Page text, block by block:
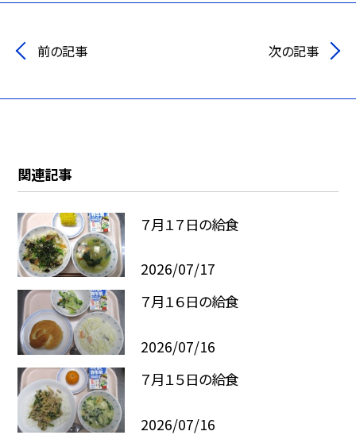
前の記事 次の記事
関連記事
７月１７日の給食
2026/07/17
７月１６日の給食
2026/07/16
７月１５日の給食
2026/07/16